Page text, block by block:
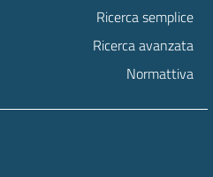
Ricerca semplice
Ricerca avanzata
Normattiva